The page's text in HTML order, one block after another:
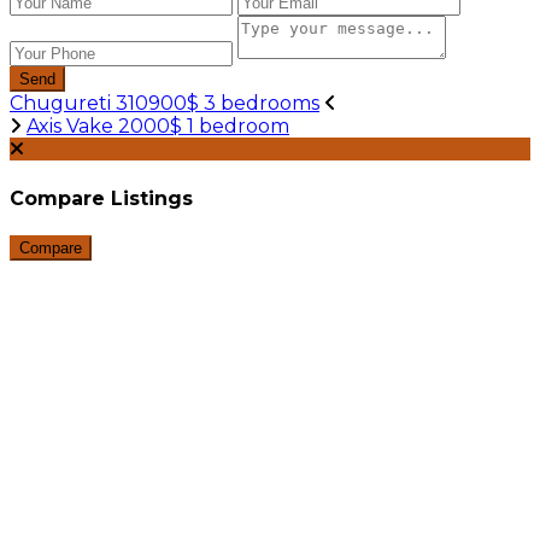
Send
Chugureti 310900$ 3 bedrooms
Axis Vake 2000$ 1 bedroom
Compare Listings
Compare